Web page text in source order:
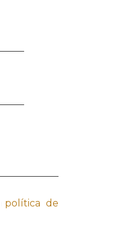
política de